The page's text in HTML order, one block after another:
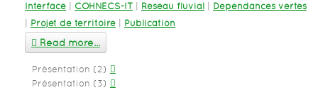
Interface COHNECS-IT Réseau fluvial
Dépendances vertes
Projet de territoire Publication
Read more...
Présentation (2)
Présentation (3)